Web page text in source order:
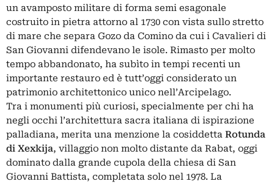
un avamposto militare di forma semi esagonale
costruito in pietra attorno al 1730 con vista sullo stretto
di mare che separa Gozo da Comino da cui i Cavalieri di
San Giovanni difendevano le isole. Rimasto per molto
tempo abbandonato, ha subìto in tempi recenti un
importante restauro ed è tutt’oggi considerato un
patrimonio architettonico unico nell’Arcipelago.
Tra i monumenti più curiosi, specialmente per chi ha
negli occhi l’architettura sacra italiana di ispirazione
palladiana, merita una menzione la cosiddetta Rotunda
di Xexkija, villaggio non molto distante da Rabat, oggi
dominato dalla grande cupola della chiesa di San
Giovanni Battista, completata solo nel 1978. La